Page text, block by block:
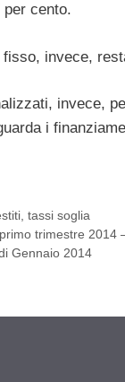
per cento.
invece,
invece,
i
,tassi soglia
trimestre 2014
Gennaio 2014